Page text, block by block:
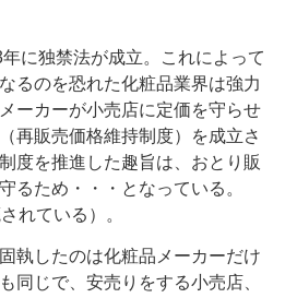
独禁法が成立。これによって
るのを恐れた化粧品業界は強力
ーカーが小売店に定価を守らせ
再販売価格維持制度）を成立さ
度を推進した趣旨は、おとり販
るため・・・となっている。
れている）。
執したのは化粧品メーカーだけ
同じで、 安売りをする小売店、